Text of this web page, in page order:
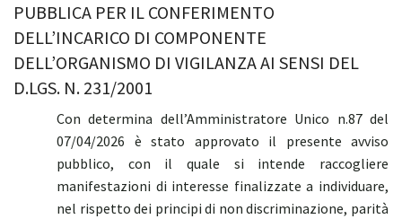
PUBBLICA PER IL CONFERIMENTO
DELL’INCARICO DI COMPONENTE
DELL’ORGANISMO DI VIGILANZA AI SENSI DEL
D.LGS. N. 231/2001
Con determina dell’Amministratore Unico n.87 del
07/04/2026 è stato approvato il presente avviso
pubblico, con il quale si intende raccogliere
manifestazioni di interesse finalizzate a individuare,
nel rispetto dei principi di non discriminazione, parità